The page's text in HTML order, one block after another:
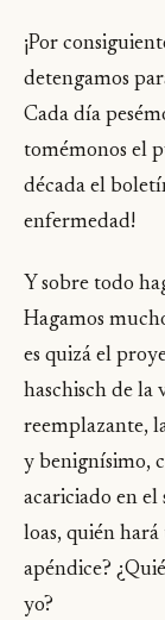
¡Por
detengamos
Cada día
tomémonos el
década el
enfermedad!
Y sobre todo
Hagamos
es quizá el
haschisch de la
reemplazante,
y benignísimo,
acariciado en el
loas, quién
apéndice?
yo?